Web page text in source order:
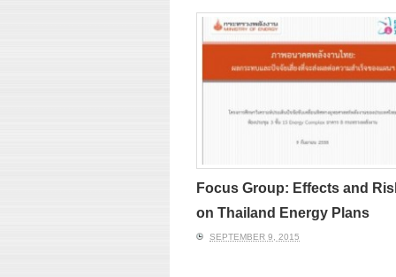
Focus Group: Effects and
on Thailand Energy Plans
SEPTEMBER 9, 2015